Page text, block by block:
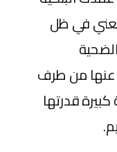
في ظل
عنها من طرف
قدرتها